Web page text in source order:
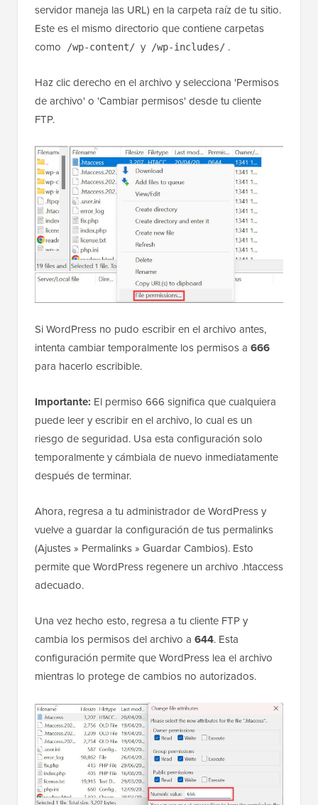
servidor maneja las URL) en la carpeta raíz de tu sitio.
Este es el mismo directorio que contiene carpetas
como
/wp-content/ y /wp-includes/ .
Haz clic derecho en el archivo y selecciona 'Permisos
de archivo' o 'Cambiar permisos' desde tu cliente
FTP.
Si WordPress no pudo escribir en el archivo antes,
intenta cambiar temporalmente los permisos a 666
para hacerlo escribible.
Importante: El permiso 666 significa que cualquiera
puede leer y escribir en el archivo, lo cual es un
riesgo de seguridad. Usa esta configuración solo
temporalmente y cámbiala de nuevo inmediatamente
después de terminar.
Ahora, regresa a tu administrador de WordPress y
vuelve a guardar la configuración de tus permalinks
(Ajustes » Permalinks » Guardar Cambios). Esto
permite que WordPress regenere un archivo .htaccess
adecuado.
Una vez hecho esto, regresa a tu cliente FTP y
cambia los permisos del archivo a 644. Esta
configuración permite que WordPress lea el archivo
mientras lo protege de cambios no autorizados.